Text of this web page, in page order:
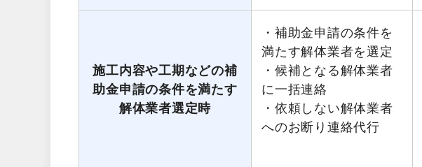
施工内容や工期などの補
助金申請の条件を満たす
解体業者選定時
・補助金申請の条件を
満たす解体業者を選定
・候補となる解体業者
に一括連絡
・依頼しない解体業者
へのお断り連絡代行